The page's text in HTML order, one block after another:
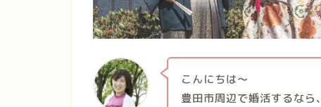
こんにちは〜
豊田市周辺で婚活するなら、